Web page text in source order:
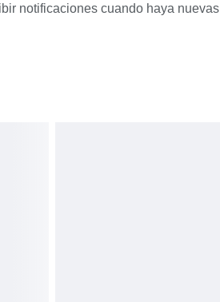
notificaciones cuando haya nuevas